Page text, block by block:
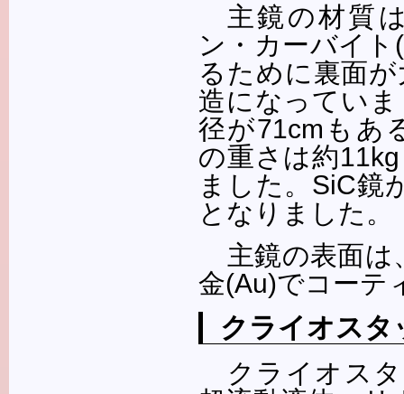
主鏡の材質
ン・カーバイ
るために裏面
造になってい
径が71cmもあ
の重さは約
ました。SiC鏡
となりました。
主鏡の表面
金(Au)でコーテ
クライオスタ
クライオス